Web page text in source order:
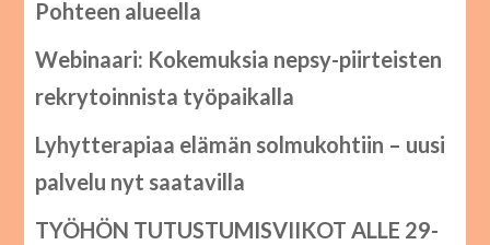
Pohteen alueella
Webinaari: Kokemuksia nepsy-piirteisten
rekrytoinnista työpaikalla
Lyhytterapiaa elämän solmukohtiin – uusi
palvelu nyt saatavilla
TYÖHÖN TUTUSTUMISVIIKOT ALLE 29-